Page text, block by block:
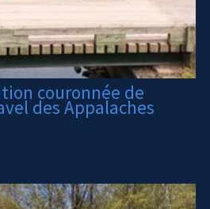
couronnée de
des Appalaches